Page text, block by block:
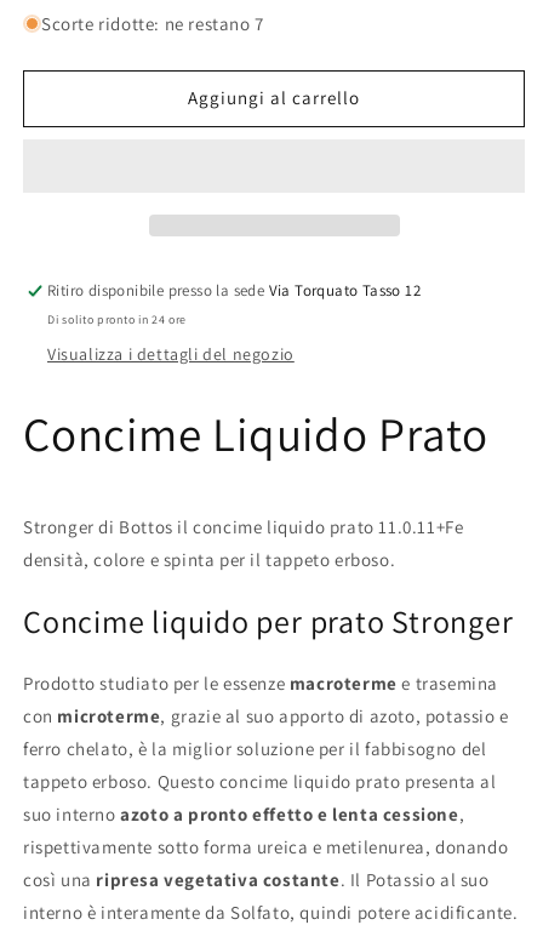
per
Liquido
|
per
Liquido
Prato
|
Scorte ridotte: ne restano 7
Aggiungi al carrello
Ritiro disponibile presso la sede Via Torquato Tasso 12
Di solito pronto in 24 ore
Visualizza i dettagli del negozio
Concime Liquido Prato
Stronger di Bottos il concime liquido prato 11.0.11+Fe
densità, colore e spinta per il tappeto erboso.
Concime liquido per prato Stronger
Prodotto studiato per le essenze macroterme e trasemina
con microterme, grazie al suo apporto di azoto, potassio e
ferro chelato, è la miglior soluzione per il fabbisogno del
tappeto erboso. Questo concime liquido prato presenta al
suo internoazoto a pronto effetto e lenta cessione,
rispettivamente sotto forma ureica e metilenurea, donando
così una ripresa vegetativa costante. Il Potassio al suo
interno è interamente da Solfato, quindi potere acidificante.